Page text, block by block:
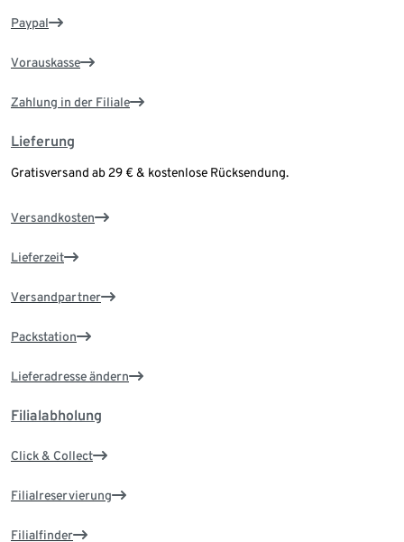
Paypal
Vorauskasse
Zahlung in der Filiale
Lieferung
Gratisversand ab 29 € & kostenlose Rücksendung.
Versandkosten
Lieferzeit
Versandpartner
Packstation
Lieferadresse ändern
Filialabholung
Click & Collect
Filialreservierung
Filialfinder